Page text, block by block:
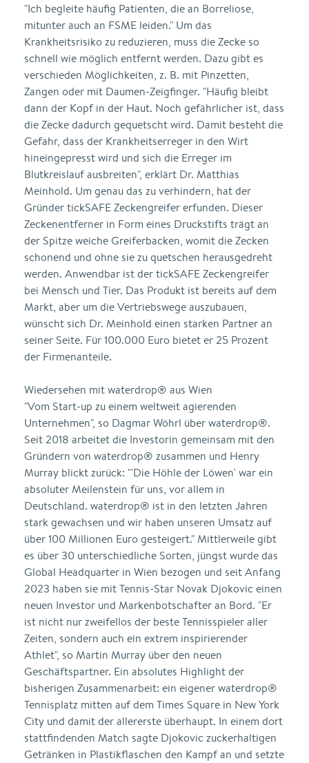
"Ich begleite häufig Patienten, die an Borreliose,
mitunter auch an FSME leiden." Um das
Krankheitsrisiko zu reduzieren, muss die Zecke so
schnell wie möglich entfernt werden. Dazu gibt es
verschieden Möglichkeiten, z. B. mit Pinzetten,
Zangen oder mit Daumen-Zeigfinger. "Häufig bleibt
dann der Kopf in der Haut. Noch gefährlicher ist, dass
die Zecke dadurch gequetscht wird. Damit besteht die
Gefahr, dass der Krankheitserreger in den Wirt
hineingepresst wird und sich die Erreger im
Blutkreislauf ausbreiten", erklärt Dr. Matthias
Meinhold. Um genau das zu verhindern, hat der
Gründer tickSAFE Zeckengreifer erfunden. Dieser
Zeckenentferner in Form eines Druckstifts trägt an
der Spitze weiche Greiferbacken, womit die Zecken
schonend und ohne sie zu quetschen herausgedreht
werden. Anwendbar ist der tickSAFE Zeckengreifer
bei Mensch und Tier. Das Produkt ist bereits auf dem
Markt, aber um die Vertriebswege auszubauen,
wünscht sich Dr. Meinhold einen starken Partner an
seiner Seite. Für 100.000 Euro bietet er 25 Prozent
der Firmenanteile.
Wiedersehen mit waterdrop® aus Wien
"Vom Start-up zu einem weltweit agierenden
Unternehmen", so Dagmar Wöhrl über waterdrop®.
Seit 2018 arbeitet die Investorin gemeinsam mit den
Gründern von waterdrop® zusammen und Henry
Murray blickt zurück: "'Die Höhle der Löwen' war ein
absoluter Meilenstein für uns, vor allem in
Deutschland. waterdrop® ist in den letzten Jahren
stark gewachsen und wir haben unseren Umsatz auf
über 100 Millionen Euro gesteigert." Mittlerweile gibt
es über 30 unterschiedliche Sorten, jüngst wurde das
Global Headquarter in Wien bezogen und seit Anfang
2023 haben sie mit Tennis-Star Novak Djokovic einen
neuen Investor und Markenbotschafter an Bord. "Er
ist nicht nur zweifellos der beste Tennisspieler aller
Zeiten, sondern auch ein extrem inspirierender
Athlet", so Martin Murray über den neuen
Geschäftspartner. Ein absolutes Highlight der
bisherigen Zusammenarbeit: ein eigener waterdrop®
Tennisplatz mitten auf dem Times Square in New York
City und damit der allererste überhaupt. In einem dort
stattfindenden Match sagte Djokovic zuckerhaltigen
Getränken in Plastikflaschen den Kampf an und setzte